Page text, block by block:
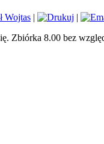
Wojtas | |
Zbiórka 8.00 bez